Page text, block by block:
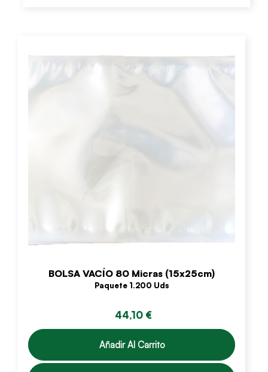
BOLSA VACÍO 80 Micras (15x25cm)
Paquete 1.200 Uds
44,10 €
Añadir Al Carrito